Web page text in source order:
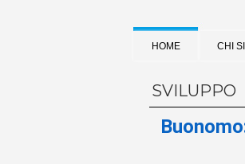
HOME CHI
SVILUPPO